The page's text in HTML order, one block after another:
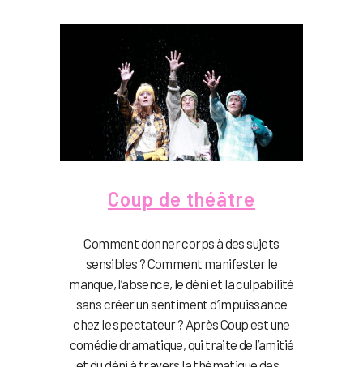
Coup de théâtre
Comment donner corps à des sujets
sensibles ? Comment manifester le
manque, l’absence, le déni et la culpabilité
sans créer un sentiment d’impuissance
chez le spectateur ? Après Coup est une
comédie dramatique, qui traite de l’amitié